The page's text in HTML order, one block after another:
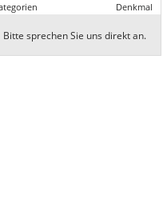
Denkmal
Bitte sprechen Sie uns direkt an.